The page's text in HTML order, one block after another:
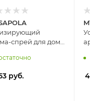
спрей для дома
165 мл
руб.